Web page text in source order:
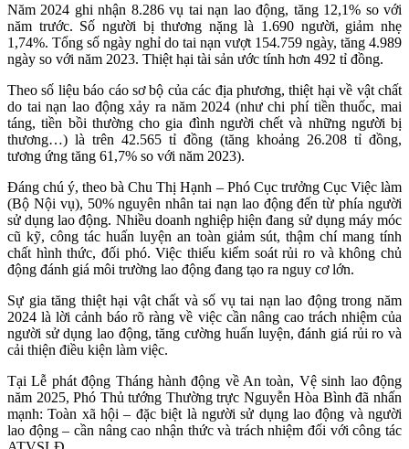
Năm 2024 ghi nhận 8.286 vụ tai nạn lao động, tăng 12,1% so với
năm trước. Số người bị thương nặng là 1.690 người, giảm nhẹ
1,74%. Tổng số ngày nghỉ do tai nạn vượt 154.759 ngày, tăng 4.989
ngày so với năm 2023. Thiệt hại tài sản ước tính hơn 492 tỉ đồng.
Theo số liệu báo cáo sơ bộ của các địa phương, thiệt hại về vật chất
do tai nạn lao động xảy ra năm 2024 (như chi phí tiền thuốc, mai
táng, tiền bồi thường cho gia đình người chết và những người bị
thương…) là trên 42.565 tỉ đồng (tăng khoảng 26.208 tỉ đồng,
tương ứng tăng 61,7% so với năm 2023).
Đáng chú ý, theo bà Chu Thị Hạnh – Phó Cục trưởng Cục Việc làm
(Bộ Nội vụ), 50% nguyên nhân tai nạn lao động đến từ phía người
sử dụng lao động. Nhiều doanh nghiệp hiện đang sử dụng máy móc
cũ kỹ, công tác huấn luyện an toàn giảm sút, thậm chí mang tính
chất hình thức, đối phó. Việc thiếu kiểm soát rủi ro và không chủ
động đánh giá môi trường lao động đang tạo ra nguy cơ lớn.
Sự gia tăng thiệt hại vật chất và số vụ tai nạn lao động trong năm
2024 là lời cảnh báo rõ ràng về việc cần nâng cao trách nhiệm của
người sử dụng lao động, tăng cường huấn luyện, đánh giá rủi ro và
cải thiện điều kiện làm việc.
Tại Lễ phát động Tháng hành động về An toàn, Vệ sinh lao động
năm 2025, Phó Thủ tướng Thường trực Nguyễn Hòa Bình đã nhấn
mạnh: Toàn xã hội – đặc biệt là người sử dụng lao động và người
lao động – cần nâng cao nhận thức và trách nhiệm đối với công tác